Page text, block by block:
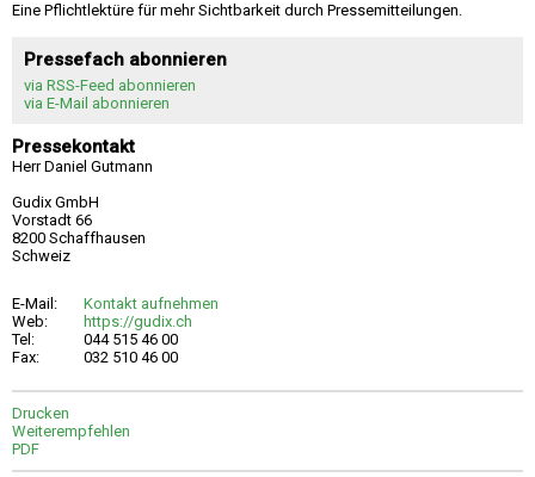
Eine Pflichtlektüre für mehr Sichtbarkeit durch Pressemitteilungen.
Pressefach abonnieren
via RSS-Feed abonnieren
via E-Mail abonnieren
Pressekontakt
Herr Daniel Gutmann
Gudix GmbH
Vorstadt 66
8200 Schaffhausen
Schweiz
E-Mail:
Kontakt aufnehmen
Web:
https://gudix.ch
Tel:
044 515 46 00
Fax:
032 510 46 00
Drucken
Weiterempfehlen
PDF